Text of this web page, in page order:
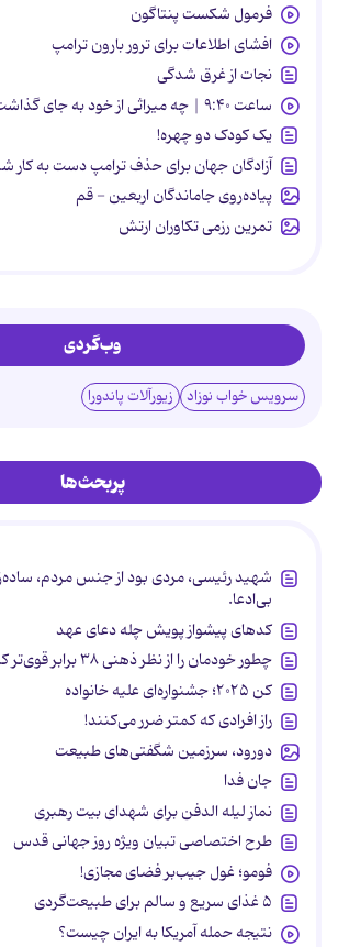
فرمول شکست پنتاگون
افشای اطلاعات برای ترور بارون ترامپ
نجات از غرق شدگی
ساعت ۹:۴۰ | چه میراثی از خود به جای گذاشت؟
یک کودک دو چهره!
آزادگان جهان برای حذف ترامپ دست به کار
پیاده‌روی جاماندگان اربعین - قم
تمرین رزمی تکاوران ارتش
وب‌گردی
سرویس خواب نوزاد زیورآلات پاندورا
پربحث‌ها
شهید رئیسی، مردی بود از جنس مردم،
بی‌ادعا.
کدهای پیشواز پویش چله دعای عهد
چطور خودمان را از نظر ذهنی ۳۸ برابر قوی‌تر کنیم؟
کن ۲۰۲۵؛ جشنواره‌ای علیه خانواده
راز افرادی که کمتر ضرر می‌کنند!
دورود، سرزمین شگفتی‌های طبیعت
جان فدا
نماز لیله الدفن برای شهدای بیت رهبری
طرح اختصاصی تبیان ویژه روز جهانی قدس
فومو؛ غول جیب‌بر فضای مجازی!
۵ غذای سریع و سالم برای طبیعت‌گردی
نتیجه حمله آمریکا به ایران چیست؟